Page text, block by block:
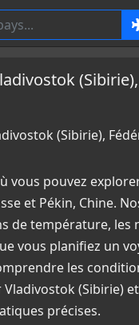
(Sibirie),
vous pouvez
et Pékin, Chine.
de température, les
vous planifiez un
les
(Sibirie)
précises.